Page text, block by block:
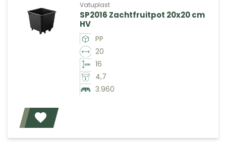
Vatuplast
SP2016 Zachtfruitpot 20x20 cm
HV
PP
20
16
4,7
3.960